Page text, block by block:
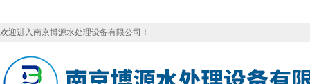
欢迎进入南京博源水处理设备有限公司！